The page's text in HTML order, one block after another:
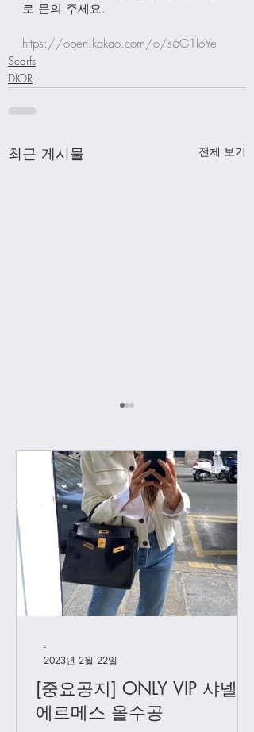
로 문의 주세요.
https://open.kakao.com/o/s6G1loYe
Scarfs
DIOR
최근 게시물 전체 보기
[우버급 까레] 디올
[중요공지] ONLY VIP 샤넬 +
에르메스 올수공
-
2023년 2월 22일